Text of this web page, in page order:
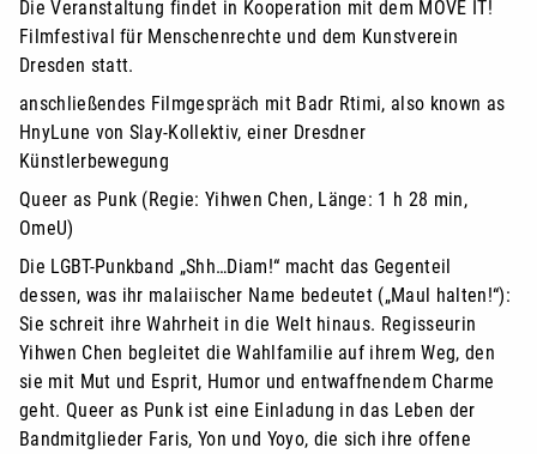
Die Veranstaltung findet in Kooperation mit dem MOVE IT!
Filmfestival für Menschenrechte und dem Kunstverein
Dresden statt.
anschließendes Filmgespräch mit Badr Rtimi, also known as
HnyLune von Slay-Kollektiv, einer Dresdner
Künstlerbewegung
Queer as Punk (Regie: Yihwen Chen, Länge: 1 h 28 min,
OmeU)
Die LGBT-Punkband „Shh…Diam!“ macht das Gegenteil
dessen, was ihr malaiischer Name bedeutet („Maul halten!“):
Sie schreit ihre Wahrheit in die Welt hinaus. Regisseurin
Yihwen Chen begleitet die Wahlfamilie auf ihrem Weg, den
sie mit Mut und Esprit, Humor und entwaffnendem Charme
geht. Queer as Punk ist eine Einladung in das Leben der
Bandmitglieder Faris, Yon und Yoyo, die sich ihre offene